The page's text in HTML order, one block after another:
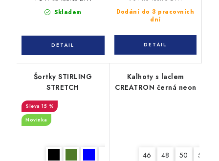
Skladem
Dodání do 3 pracovních
dní
Šortky STIRLING
STRETCH
15 %
Novinka
Kalhoty s laclem
CREATRON černá neon
46 48 50 52